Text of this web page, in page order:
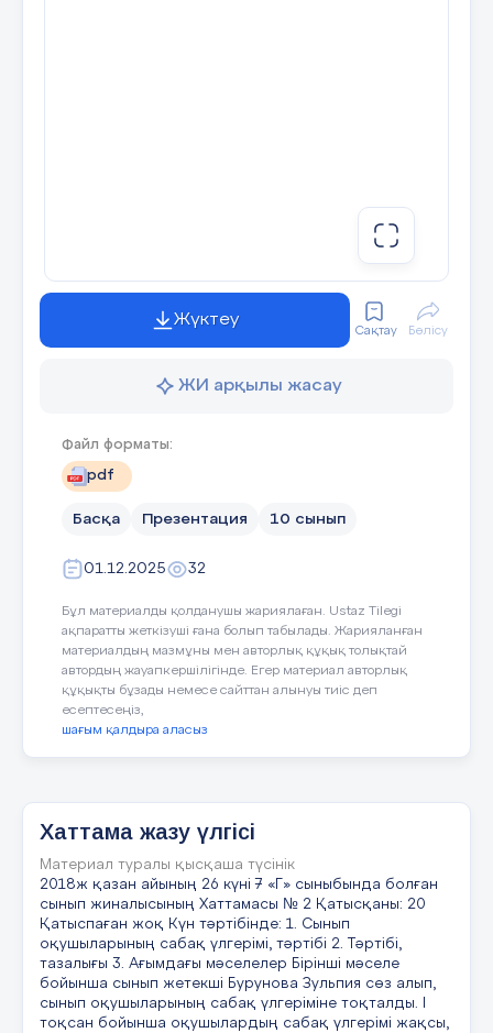
Жүктеу
Сақтау Бөлісу
ЖИ арқылы жасау
Файл форматы:
pdf
Басқа Презентация 10 сынып
01.12.2025 32
Бұл материалды қолданушы жариялаған. Ustaz Tilegi
ақпаратты жеткізуші ғана болып табылады. Жарияланған
материалдың мазмұны мен авторлық құқық толықтай
автордың жауапкершілігінде. Егер материал авторлық
құқықты бұзады немесе сайттан алынуы тиіс деп
есептесеңіз,
шағым қалдыра аласыз
Хаттама жазу үлгісі
Материал туралы қысқаша түсінік
2018ж қазан айының 26 күні 7 «Г» сыныбында болған
сынып жиналысының Хаттамасы № 2 Қатысқаны: 20
Қатыспаған жоқ Күн тәртібінде: 1. Сынып
оқушыларының сабақ үлгерімі, тәртібі 2. Тәртібі,
тазалығы 3. Ағымдағы мәселелер Бірінші мәселе
бойынша сынып жетекші Бурунова Зульпия сөз алып,
сынып оқушыларының сабақ үлгеріміне тоқталды. І
тоқсан бойынша оқушылардың сабақ үлгерімі жақсы,